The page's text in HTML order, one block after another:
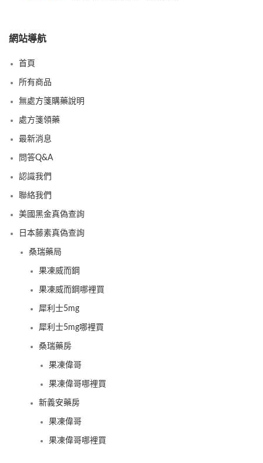
網站導航
首頁
所有商品
無處方箋購藥說明
處方箋領藥
最新消息
問答Q&A
認識我們
聯絡我們
美國黑金真偽查詢
日本藤素真偽查詢
桑瑞藥局
果凍威而鋼
果凍威而鋼哪裡買
犀利士5mg
犀利士5mg哪裡買
桑瑞藥房
果凍偉哥
果凍偉哥哪裡買
新義安藥房
果凍偉哥
果凍偉哥哪裡買